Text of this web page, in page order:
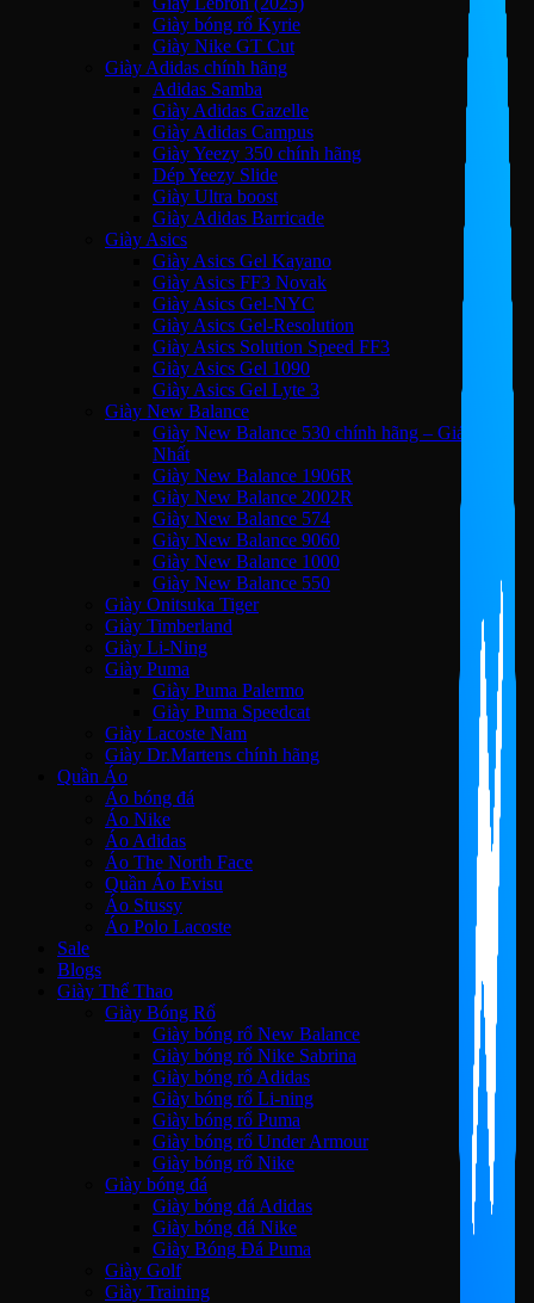
Giày bóng rổ Kyrie
Giày Nike GT Cut
Giày Adidas chính hãng
Adidas Samba
Giày Adidas Gazelle
Giày Adidas Campus
Giày Yeezy 350 chính hãng
Dép Yeezy Slide
Giày Ultra boost
Giày Adidas Barricade
Giày Asics
Giày Asics Gel Kayano
Giày Asics FF3 Novak
Giày Asics Gel-NYC
Giày Asics Gel-Resolution
Giày Asics Solution Speed FF3
Giày Asics Gel 1090
Giày Asics Gel Lyte 3
Giày New Balance
Giày New Balance 530 chính hãng – Giá Tốt
Nhất
Giày New Balance 1906R
Giày New Balance 2002R
Giày New Balance 574
Giày New Balance 9060
Giày New Balance 1000
Giày New Balance 550
Giày Onitsuka Tiger
Giày Timberland
Giày Li-Ning
Giày Puma
Giày Puma Palermo
Giày Puma Speedcat
Giày Lacoste Nam
Giày Dr.Martens chính hãng
Quần Áo
Áo bóng đá
Áo Nike
Áo Adidas
Áo The North Face
Quần Áo Evisu
Áo Stussy
Áo Polo Lacoste
Sale
Blogs
Giày Thể Thao
Giày Bóng Rổ
Giày bóng rổ New Balance
Giày bóng rổ Nike Sabrina
Giày bóng rổ Adidas
Giày bóng rổ Li-ning
Giày bóng rổ Puma
Giày bóng rổ Under Armour
Giày bóng rổ Nike
Giày bóng đá
Giày bóng đá Adidas
Giày bóng đá Nike
Giày Bóng Đá Puma
Giày Golf
Giày Training